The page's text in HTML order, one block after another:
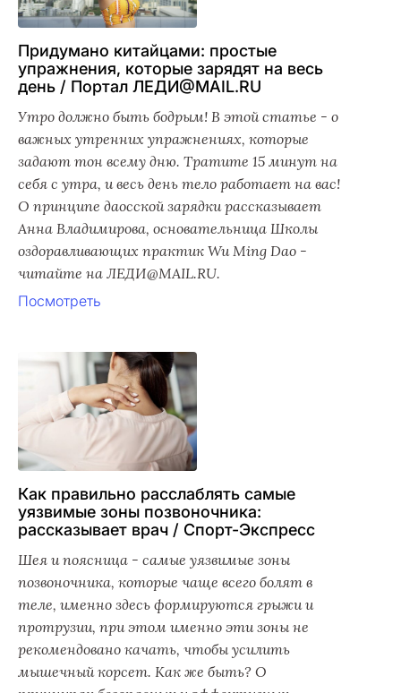
Придумано китайцами: простые
упражнения, которые зарядят на весь
день / Портал ЛЕДИ@MAIL.RU
Утро должно быть бодрым! В этой статье - о
важных утренних упражнениях, которые
задают тон всему дню. Тратите 15 минут на
себя с утра, и весь день тело работает на вас!
О принципе даосской зарядки рассказывает
Анна Владимирова, основательница Школы
оздоравливающих практик Wu Ming Dao -
читайте на ЛЕДИ@MAIL.RU.
Посмотреть
Как правильно расслаблять самые
уязвимые зоны позвоночника:
рассказывает врач / Спорт-Экспресс
Шея и поясница - самые уязвимые зоны
позвоночника, которые чаще всего болят в
теле, именно здесь формируются грыжи и
протрузии, при этом именно эти зоны не
рекомендовано качать, чтобы усилить
мышечный корсет. Как же быть? О